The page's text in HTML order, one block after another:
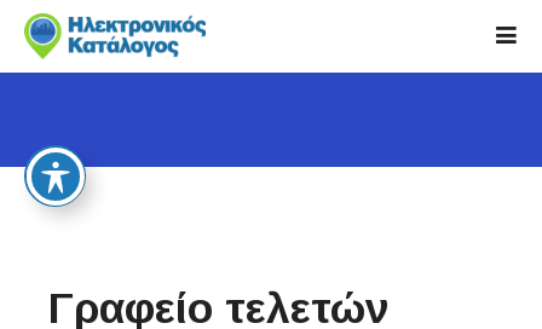
i
Γραφείο τελετών